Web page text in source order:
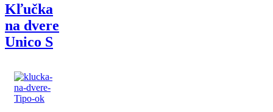
Kľučka
na dvere
Unico S